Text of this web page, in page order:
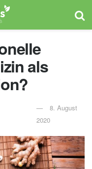
als
8. August
2020